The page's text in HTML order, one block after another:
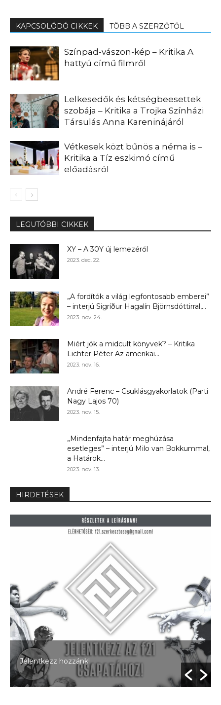
KAPCSOLÓDÓ CIKKEK TÖBB A SZERZŐTŐL
Színpad-vászon-kép – Kritika A
hattyú című filmről
Lelkesedők és kétségbeesettek
szobája – Kritika a Trojka Színházi
Társulás Anna Kareninájáról
Vétkesek közt bűnös a néma is –
Kritika a Tíz eszkimó című
előadásról
LEGUTÓBBI CIKKEK
XY – A 30Y új lemezéről
2023. dec. 22.
„A fordítók a világ legfontosabb emberei”
– interjú Sigríður Hagalín Björnsdóttirral,...
2023. nov. 24.
Miért jók a midcult könyvek? – Kritika
Lichter Péter Az amerikai...
2023. nov. 16.
André Ferenc – Csuklásgyakorlatok (Parti
Nagy Lajos 70)
2023. nov. 15.
„Mindenfajta határ meghúzása
esetleges” – interjú Milo van Bokkummal,
a Határok...
2023. nov. 13.
HIRDETÉSEK
Jelentkezz hozzánk!